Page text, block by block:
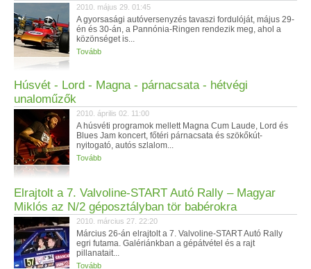
2010. május 29. 01:45
A gyorsasági autóversenyzés tavaszi fordulóját, május 29-
én és 30-án, a Pannónia-Ringen rendezik meg, ahol a
közönséget is...
Tovább
Húsvét - Lord - Magna - párnacsata - hétvégi
unaloműzők
2010. április 02. 11:00
A húsvéti programok mellett Magna Cum Laude, Lord és
Blues Jam koncert, főtéri párnacsata és szökőkút-
nyitogató, autós szlalom...
Tovább
Elrajtolt a 7. Valvoline-START Autó Rally – Magyar
Miklós az N/2 géposztályban tör babérokra
2010. március 27. 22:20
Március 26-án elrajtolt a 7. Valvoline-START Autó Rally
egri futama. Galériánkban a gépátvétel és a rajt
pillanatait...
Tovább